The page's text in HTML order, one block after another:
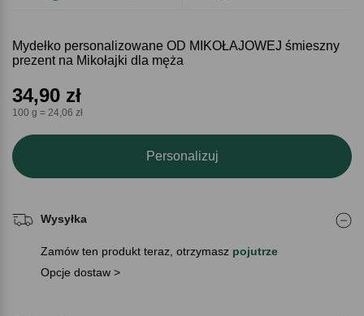
Mydełko personalizowane OD MIKOŁAJOWEJ śmieszny
prezent na Mikołajki dla męża
34,90 zł
100 g = 24,06 zł
Personalizuj
Wysyłka
Zamów ten produkt teraz, otrzymasz pojutrze
Opcje dostaw >